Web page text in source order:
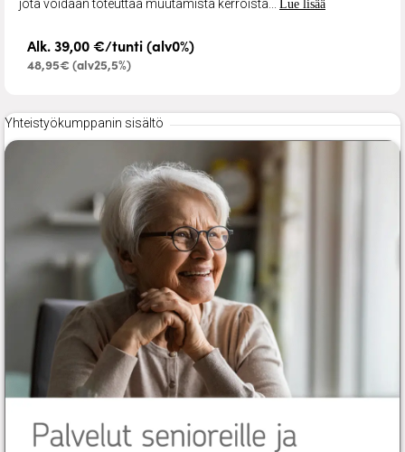
jota voidaan toteuttaa muutamista kerroista... Lue lisää
Alk. 39,00 €/tunti (alv0%)
48,95€ (alv25,5%)
Yhteistyökumppanin sisältö